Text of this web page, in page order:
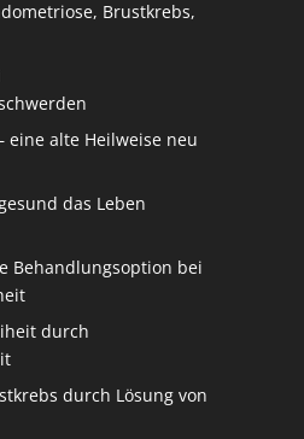
Brustkrebs,
eine alte Heilweise neu
das Leben
Behandlungsoption bei
durch
durch Lösung von